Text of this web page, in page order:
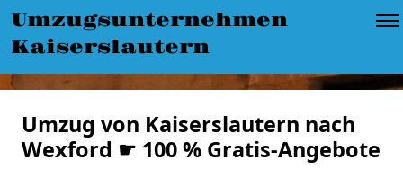
Umzugsunternehmen
Kaiserslautern
Umzug von Kaiserslautern nach
Wexford ☛ 100 % Gratis-Angebote